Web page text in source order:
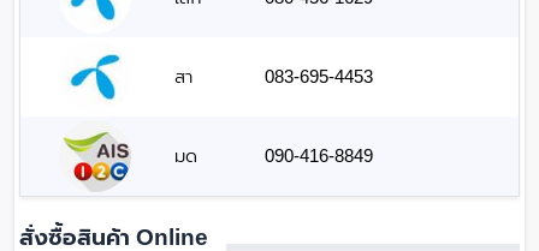
สา 083-695-4453
มด 090-416-8849
สั่งซื้อสินค้า Online